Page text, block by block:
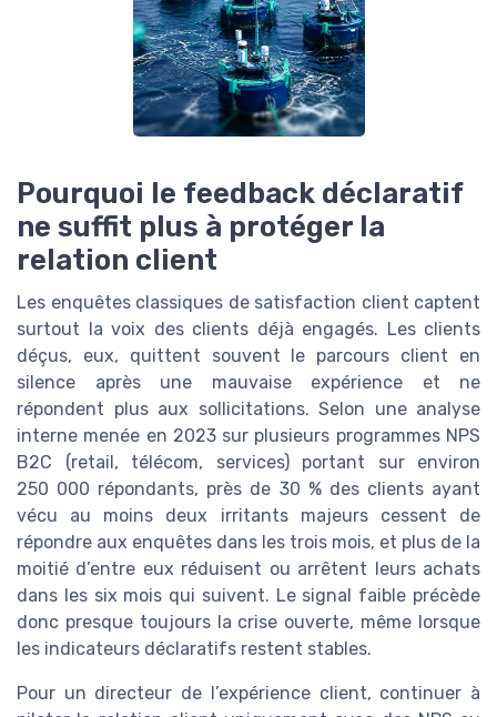
Pourquoi le feedback déclaratif
ne suffit plus à protéger la
relation client
Les enquêtes classiques de satisfaction client captent
surtout la voix des clients déjà engagés. Les clients
déçus, eux, quittent souvent le parcours client en
silence après une mauvaise expérience et ne
répondent plus aux sollicitations. Selon une analyse
interne menée en 2023 sur plusieurs programmes NPS
B2C (retail, télécom, services) portant sur environ
250 000 répondants, près de 30 % des clients ayant
vécu au moins deux irritants majeurs cessent de
répondre aux enquêtes dans les trois mois, et plus de la
moitié d’entre eux réduisent ou arrêtent leurs achats
dans les six mois qui suivent. Le signal faible précède
donc presque toujours la crise ouverte, même lorsque
les indicateurs déclaratifs restent stables.
Pour un directeur de l’expérience client, continuer à